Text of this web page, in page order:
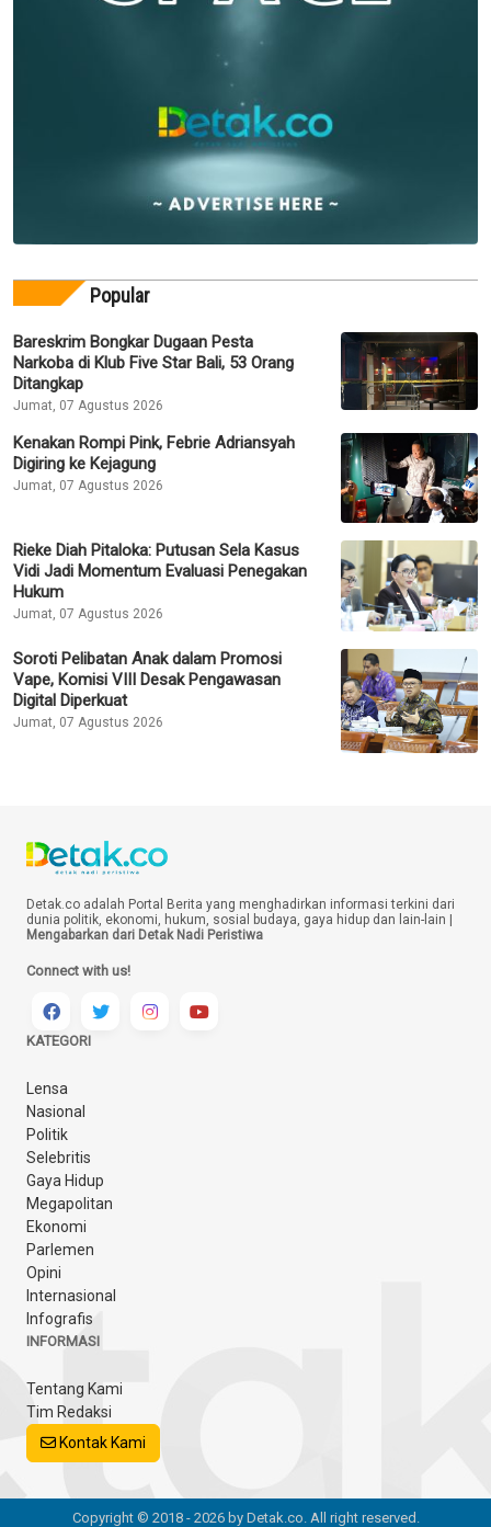
Popular
Bareskrim Bongkar Dugaan Pesta
Narkoba di Klub Five Star Bali, 53 Orang
Ditangkap
Jumat, 07 Agustus 2026
Kenakan Rompi Pink, Febrie Adriansyah
Digiring ke Kejagung
Jumat, 07 Agustus 2026
Rieke Diah Pitaloka: Putusan Sela Kasus
Vidi Jadi Momentum Evaluasi Penegakan
Hukum
Jumat, 07 Agustus 2026
Soroti Pelibatan Anak dalam Promosi
Vape, Komisi VIII Desak Pengawasan
Digital Diperkuat
Jumat, 07 Agustus 2026
Detak.co adalah Portal Berita yang menghadirkan informasi terkini dari
dunia politik, ekonomi, hukum, sosial budaya, gaya hidup dan lain-lain |
Mengabarkan dari Detak Nadi Peristiwa
Connect with us!
KATEGORI
Lensa
Nasional
Politik
Selebritis
Gaya Hidup
Megapolitan
Ekonomi
Parlemen
Opini
Internasional
Infografis
INFORMASI
Tentang Kami
Tim Redaksi
Kontak Kami
Copyright © 2018 - 2026 by Detak.co. All right reserved.